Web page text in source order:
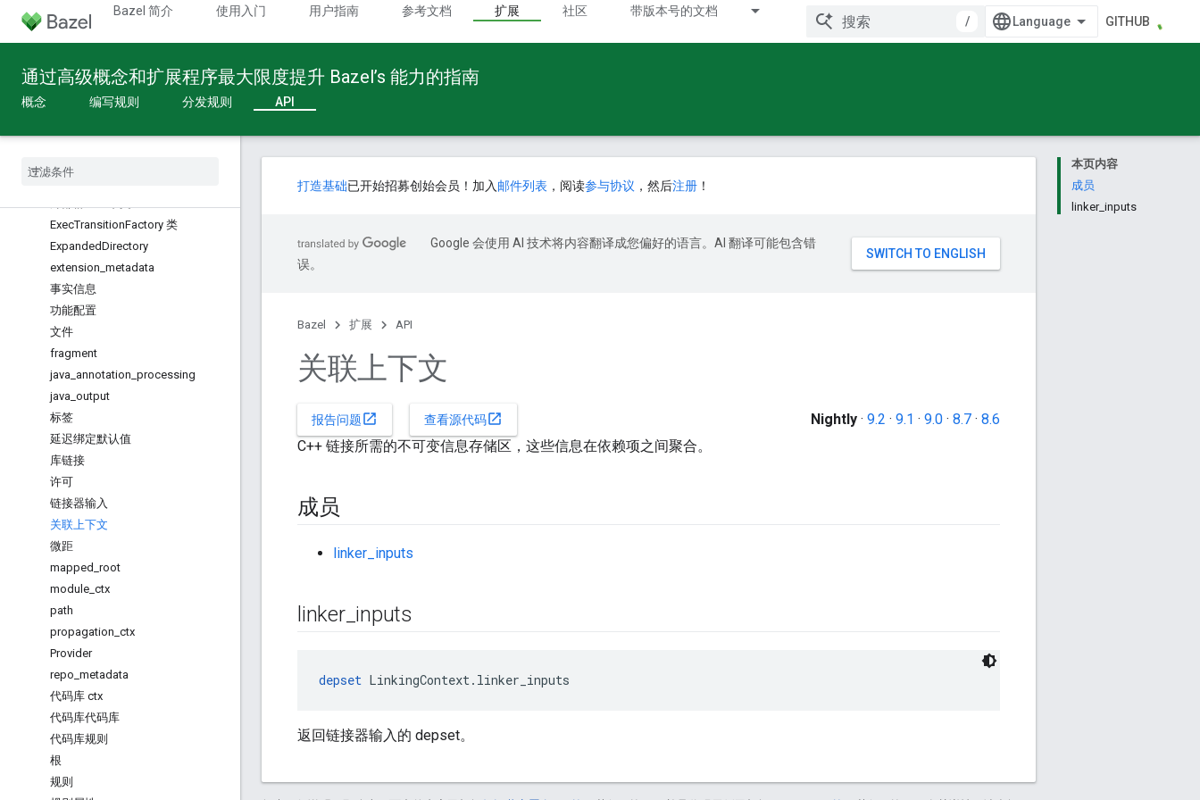
Bazel 简介 使用入门 用户指南 参考文档 扩展 社区 带版本号的文档
/ GITHUB
通过高级概念和扩展程序最大限度提升 Bazel’s 能力的指南
概念 编写规则 分发规则 API
CcLinkingOutput
CompilationContext
计数器
点版本
Exec
ExecTransitionFactory 类
ExpandedDirectory
extension metadata
事实信息
功能配置
文件
fragment
java annotation processing
java output
标签
延迟绑定默认值
库链接
许可
链接器输入
关联上下文
微距
mapped root
module ctx
path
propagation ctx
Provider
repo metadata
代码库 ctx
代码库代码库
代码库规则
根
规则
本页内容
成员
linker_inputs
打造基础已开始招募创始会员！加入 邮件列表 ，阅读参与协议 ，然后注册 ！
Google 会使用 AI 技术将内容翻译成您偏好的语言。AI 翻译可能包含错
误。
Bazel 扩展 API
关联上下文
报告问题open_in_new 查看源代码open_in_new Nightly · 9.2 · 9.1 · 9.0 · 8.7 · 8.6
C++ 链接所需的不可变信息存储区，这些信息在依赖项之间聚合。
成员
linker_inputs
linker_ inputs
depset LinkingContext.linker_inputs
返回链接器输入的 depset。